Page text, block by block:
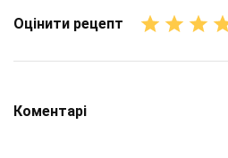
Оцінити рецепт
Коментарі